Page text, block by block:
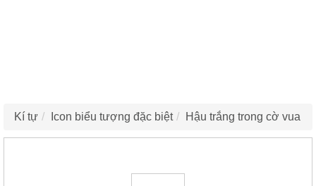
Kí tự Icon biểu tượng đặc biệt Hậu trắng trong cờ vua